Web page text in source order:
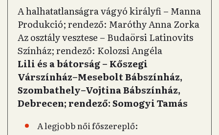
A halhatatlanságra vágyó királyfi – Manna
Produkció; rendező: Maróthy Anna Zorka
Az osztály vesztese – Budaörsi Latinovits
Színház; rendező: Kolozsi Angéla
Lili és a bátorság – Kőszegi
Várszínház–Mesebolt Bábszínház,
Szombathely–Vojtina Bábszínház,
Debrecen; rendező: Somogyi Tamás
A legjobb női főszereplő: